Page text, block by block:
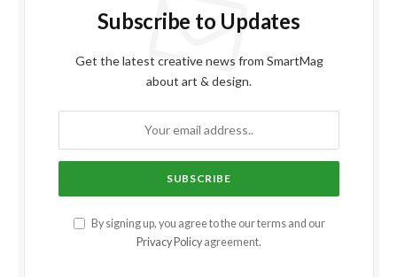
Subscribe to Updates
Get the latest creative news from SmartMag
about art & design.
By signing up, you agree to the our terms and our
Privacy Policy agreement.